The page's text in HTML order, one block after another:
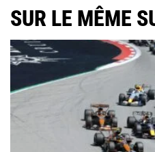
SUR LE MÊME